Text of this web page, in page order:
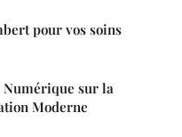
pour vos soins
sur la
Moderne